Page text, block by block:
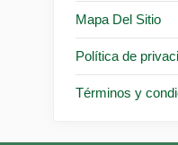
Mapa Del Sitio
Política de
Términos y